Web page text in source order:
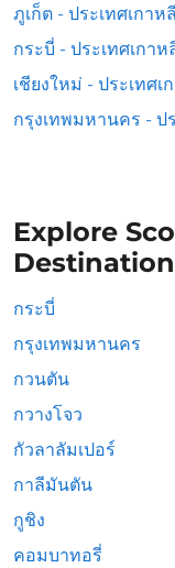
ภูเก็ต - ประเทศเกาหลี
กระบี่ - ประเทศเกาห
เชียงใหม่ - ประเทศเ
กรุงเทพมหานคร - ป
Explore
กระบี่
กรุงเทพมหานคร
กวนตัน
กวางโจว
กัวลาลัมเปอร์
กาลีมันตัน
กูชิง
คอมบาทอรี่